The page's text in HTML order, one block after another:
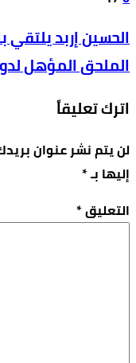
الحسين إربد يلتقي
الملحق المؤهل
اترك تعليقاً
لن يتم نشر عنوان
إليها بـ*
التعليق*